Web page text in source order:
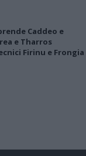
Caddeo e
e Tharros
Firinu e Frongia